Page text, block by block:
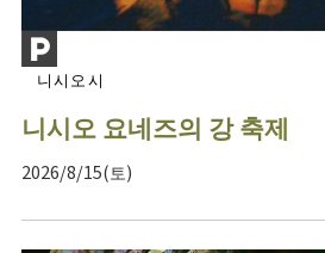
니시오시
니시오 요네즈의 강 축제
2026/8/15(토)